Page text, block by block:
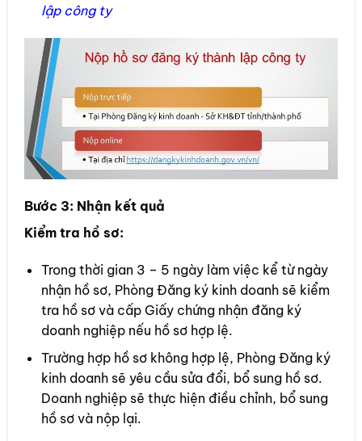
lập công ty
Bước 3: Nhận kết quả
Kiểm tra hồ sơ:
Trong thời gian 3 – 5 ngày làm việc kể từ ngày
nhận hồ sơ, Phòng Đăng ký kinh doanh sẽ kiểm
tra hồ sơ và cấp Giấy chứng nhận đăng ký
doanh nghiệp nếu hồ sơ hợp lệ.
Trường hợp hồ sơ không hợp lệ, Phòng Đăng ký
kinh doanh sẽ yêu cầu sửa đổi, bổ sung hồ sơ.
Doanh nghiệp sẽ thực hiện điều chỉnh, bổ sung
hồ sơ và nộp lại.